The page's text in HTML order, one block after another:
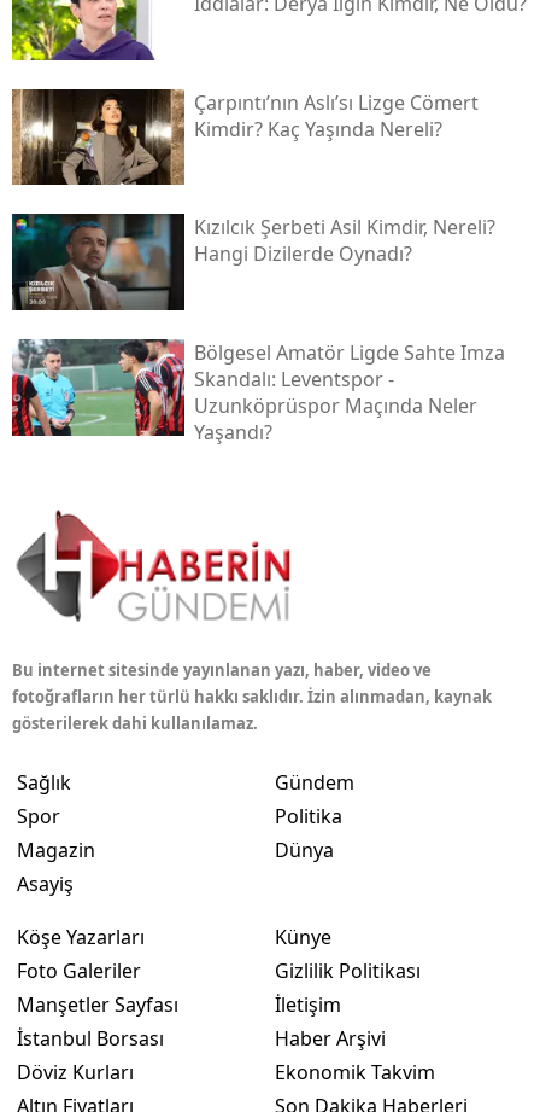
Çarpıntı’nın Aslı’sı Lizge Cömert
Kimdir? Kaç Yaşında Nereli?
Kızılcık Şerbeti Asil Kimdir, Nereli?
Hangi Dizilerde Oynadı?
Bölgesel Amatör Ligde Sahte Imza
Skandalı: Leventspor -
Uzunköprüspor Maçında Neler
Yaşandı?
Bu internet sitesinde yayınlanan yazı, haber, video ve
fotoğrafların her türlü hakkı saklıdır. İzin alınmadan, kaynak
gösterilerek dahi kullanılamaz.
Sağlık
Spor
Magazin
Asayiş
Gündem
Politika
Dünya
Köşe Yazarları
Foto Galeriler
Manşetler Sayfası
İstanbul Borsası
Döviz Kurları
Altın Fiyatları
Künye
Gizlilik Politikası
İletişim
Haber Arşivi
Ekonomik Takvim
Son Dakika Haberleri